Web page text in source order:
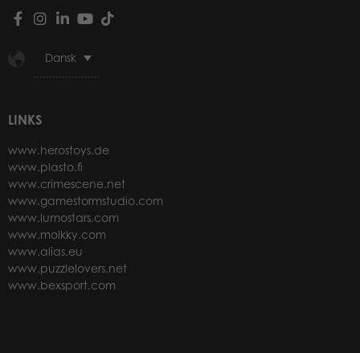
Dansk
LINKS
www.herostoys.de
www.plasto.fi
www.crimescene.net
www.gamestormstudio.com
www.lumostars.com
www.molkky.com
www.alias.eu
www.puzzlelovers.net
www.bexsport.com